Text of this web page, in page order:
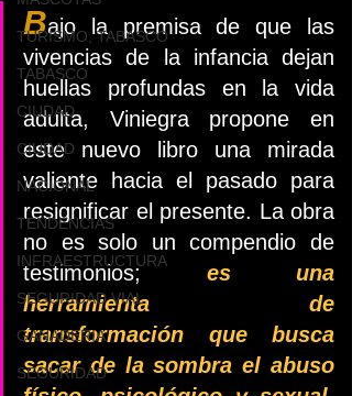
TURISMO, TABASCO
TABASCO
CIUDAD
CIUDAD
NACIONAL
TENDENCIAS
INFRAESTRUCTURA
SEGURIDAD VIAL
GANADERIA
SEGURIDAD
Bajo la premisa de que las
vivencias de la infancia dejan
huellas profundas en la vida
adulta, Viniegra propone en
este nuevo libro una mirada
valiente hacia el pasado para
resignificar el presente. La obra
no es solo un compendio de
testimonios; es una
herramienta de
transformación que busca
sacar de la sombra el abuso